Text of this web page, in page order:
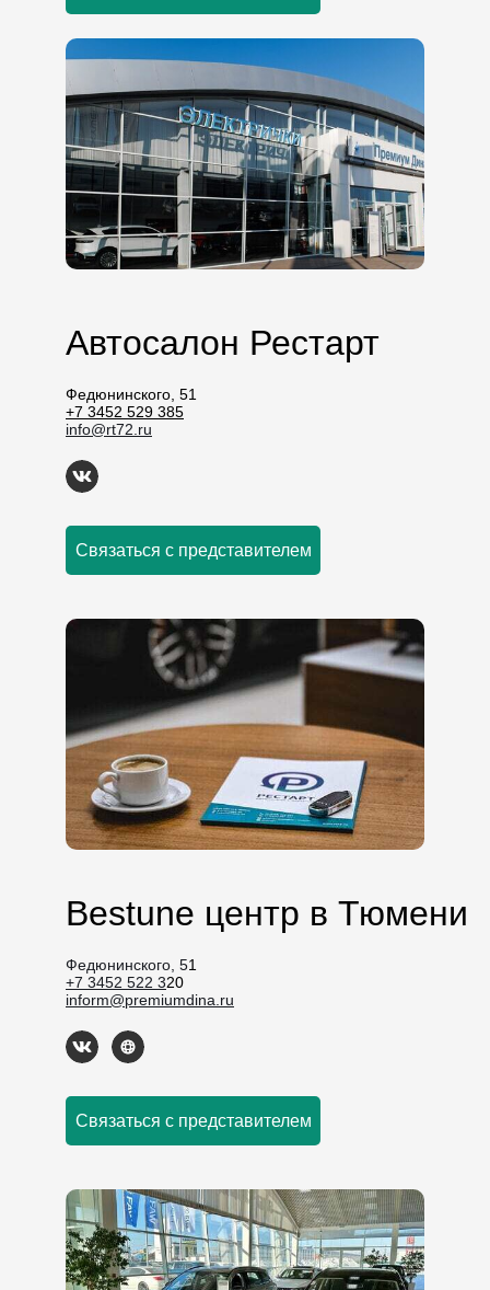
Автосалон Рестарт
Федюнинского, 51
+7 3452 529 385
info@rt72.ru
Связаться с представителем
Bestune центр в Тюмени
Федюнинского, 51
+7 3452 522 320
inform@premiumdina.ru
Связаться с представителем